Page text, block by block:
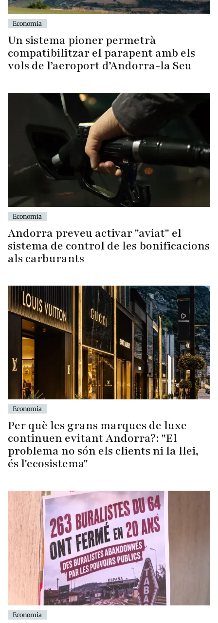
Economia
Un sistema pioner permetrà
compatibilitzar el parapent amb els
vols de l’aeroport d’Andorra-la Seu
Economia
Andorra preveu activar "aviat" el
sistema de control de les bonificacions
als carburants
Economia
Per què les grans marques de luxe
continuen evitant Andorra?: "El
problema no són els clients ni la llei,
és l'ecosistema"
Economia